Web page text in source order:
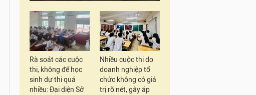
Rà soát các cuộc
thi, không để học
sinh dự thi quá
nhiều: Đại diện Sở
Nhiều cuộc thi do
doanh nghiệp tổ
chức không có giá
trị rõ nét, gây áp